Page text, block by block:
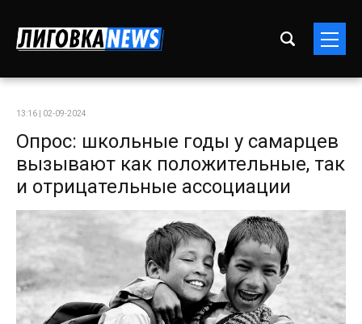
13:16 | 02-09-2024
Опрос: школьные годы у самарцев
вызывают как положительные, так
и отрицательные ассоциации